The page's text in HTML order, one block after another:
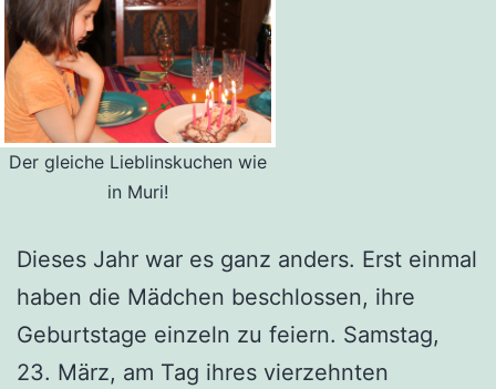
Der gleiche Lieblinskuchen wie
in Muri!
Dieses Jahr war es ganz anders. Erst einmal
haben die Mädchen beschlossen, ihre
Geburtstage einzeln zu feiern. Samstag,
23. März, am Tag ihres vierzehnten